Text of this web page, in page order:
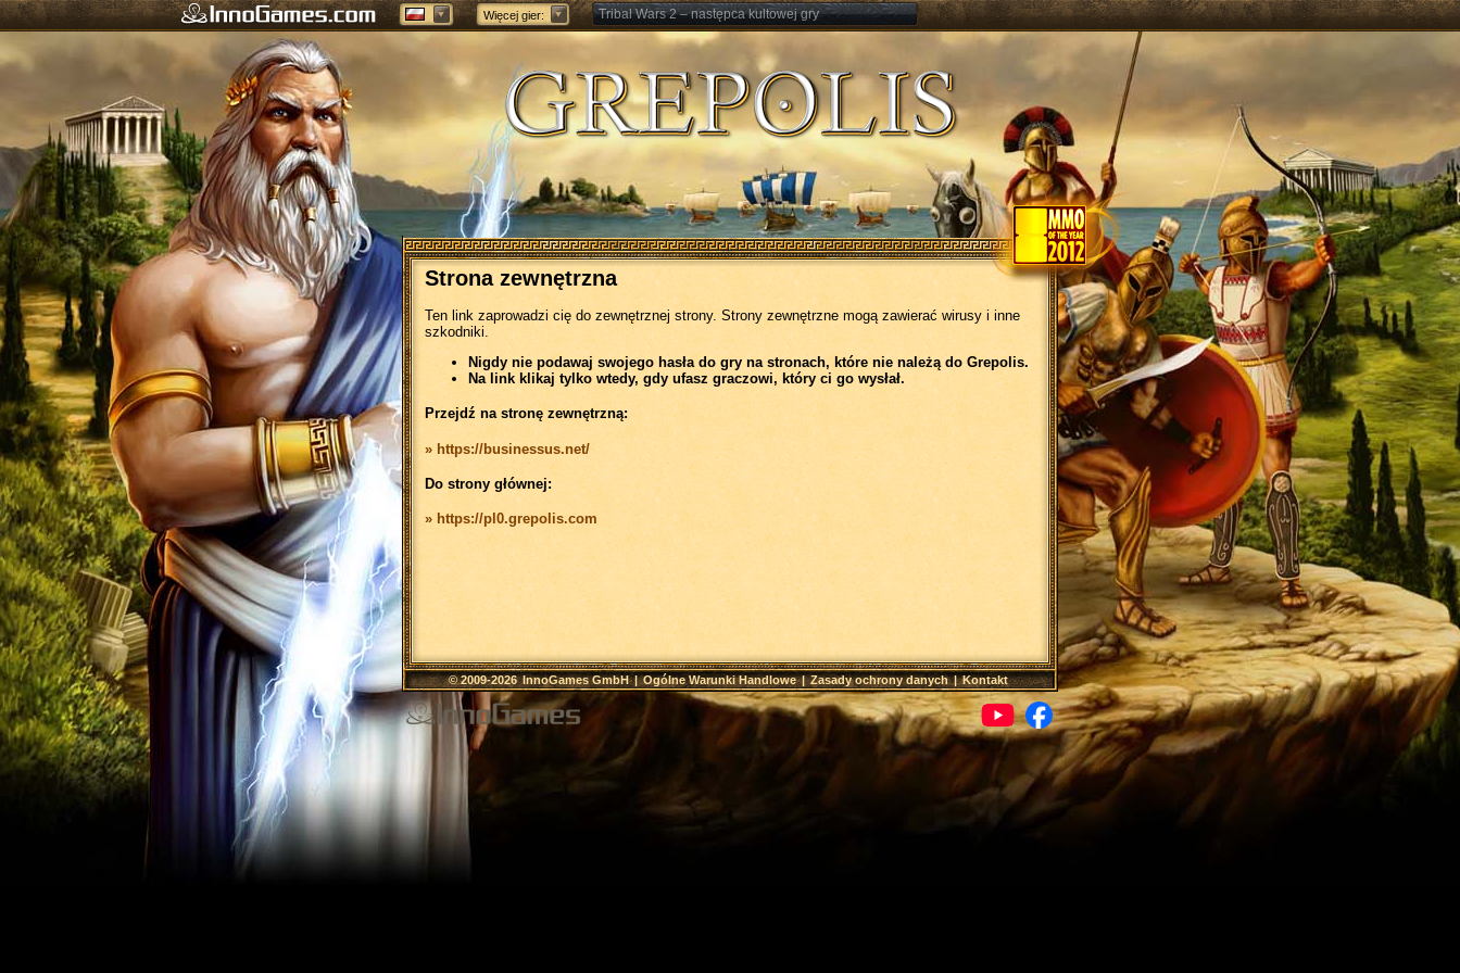
Więcej gier: Tribal Wars 2 – następca kultowej gry
Forge of Empires – Strategia o epokach cywilizacji
Strona zewnętrzna
Ten link zaprowadzi cię do zewnętrznej strony. Strony zewnętrzne mogą zawierać wirusy i inne
szkodniki.
Nigdy nie podawaj swojego hasła do gry na stronach, które nie należą do Grepolis.
Na link klikaj tylko wtedy, gdy ufasz graczowi, który ci go wysłał.
Przejdź na stronę zewnętrzną:
» https://businessus.net/
Do strony głównej:
» https://pl0.grepolis.com
© 2009-2026InnoGames GmbH|Ogólne Warunki Handlowe|Zasady ochrony danych|Kontakt